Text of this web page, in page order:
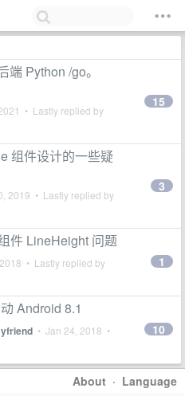
Python /go。
• Lastly replied by
15
组件设计的一些疑
2019 • Lastly replied by
3
件 LineHeight 问题
• Lastly replied by 1
Android 8.1
• Jan 24, 2018 •
10
About · Language